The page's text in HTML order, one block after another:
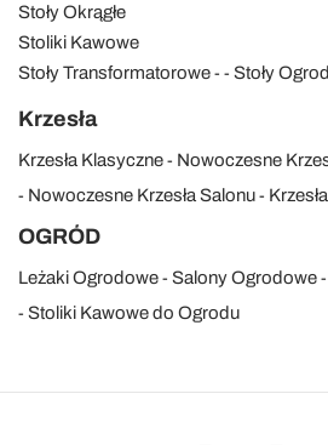
Stoły Okrągłe
Stoliki Kawowe
Stoły Transformatorowe
Stoły
Krzesła
Krzesła Klasyczne
Nowoczesne
Nowoczesne Krzesła Salonu
OGRÓD
Leżaki Ogrodowe Salony Ogrodowe
Stoliki Kawowe do Ogrodu